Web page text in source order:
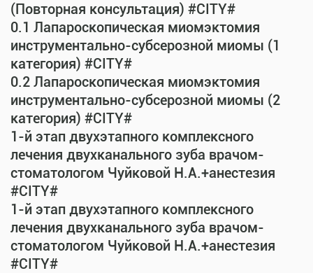
(Повторная консультация) #CITY#
0.1 Лапароскопическая миомэктомия
инструментально-субсерозной миомы (1
категория) #CITY#
0.2 Лапароскопическая миомэктомия
инструментально-субсерозной миомы (2
категория) #CITY#
1-й этап двухэтапного комплексного
лечения двухканального зуба врачом-
стоматологом Чуйковой Н.А.+анестезия
#CITY#
1-й этап двухэтапного комплексного
лечения двухканального зуба врачом-
стоматологом Чуйковой Н.А.+анестезия
#CITY#